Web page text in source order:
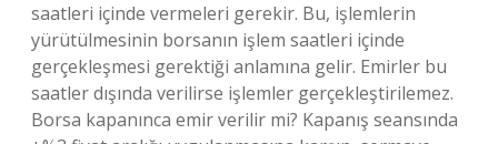
saatleri içinde vermeleri gerekir. Bu, işlemlerin
yürütülmesinin borsanın işlem saatleri içinde
gerçekleşmesi gerektiği anlamına gelir. Emirler bu
saatler dışında verilirse işlemler gerçekleştirilemez.
Borsa kapanınca emir verilir mi? Kapanış seansında